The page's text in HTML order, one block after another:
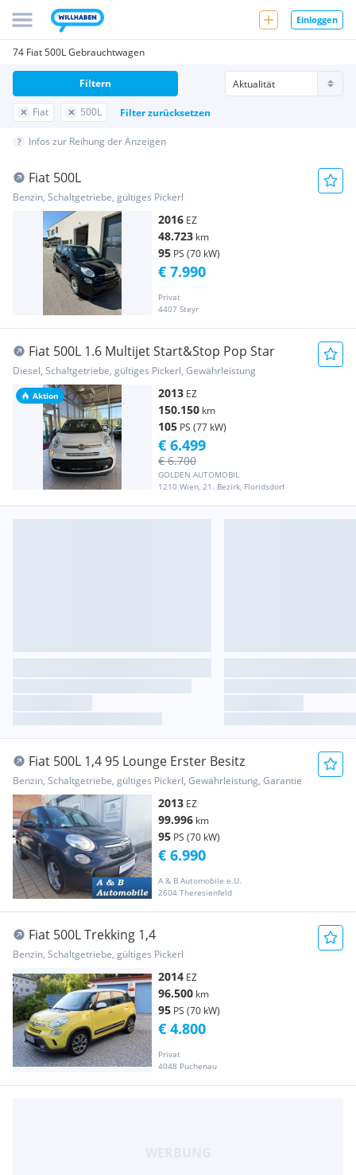
Einloggen
74 Fiat 500L Gebrauchtwagen
Fiat 500L Filter zurücksetzen
Filtern
Infos zur Reihung der Anzeigen
Fiat 500L
Benzin, Schaltgetriebe, gültiges Pickerl
2016 EZ
48.723 km
95 PS (70 kW)
Privat
4407 Steyr
€ 7.990
Aktion
Fiat 500L 1.6 Multijet Start&Stop Pop Star
Diesel, Schaltgetriebe, gültiges Pickerl, Gewährleistung
2013 EZ
150.150 km
105 PS (77 kW)
GOLDEN AUTOMOBIL
1210 Wien, 21. Bezirk, Floridsdorf
€ 6.700
€ 6.499
Fiat 500L 1,4 95 Lounge Erster Besitz
Benzin, Schaltgetriebe, gültiges Pickerl, Gewährleistung, Garantie
2013 EZ
99.996 km
95 PS (70 kW)
A & B Automobile e.U.
2604 Theresienfeld
€ 6.990
Fiat 500L Trekking 1,4
Benzin, Schaltgetriebe, gültiges Pickerl
2014 EZ
96.500 km
95 PS (70 kW)
Privat
4048 Puchenau
€ 4.800